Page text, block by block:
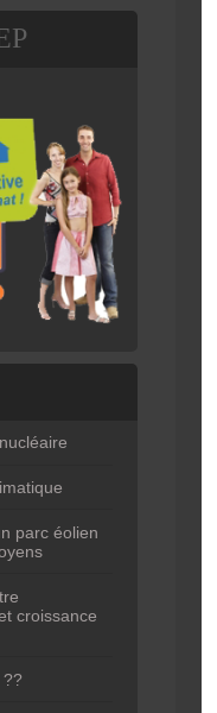
parc éolien
croissance
??